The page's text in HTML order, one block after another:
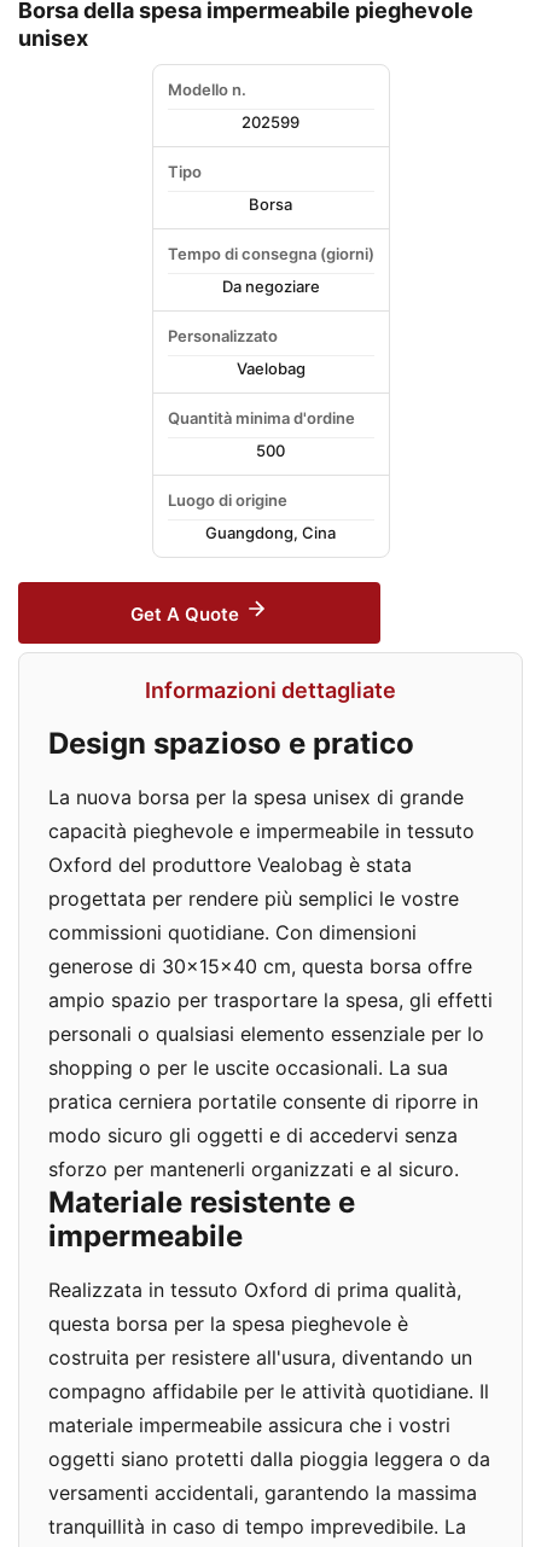
Borsa della spesa impermeabile pieghevole
unisex
Modello n.
202599
Tipo
Borsa
Tempo di consegna (giorni)
Da negoziare
Personalizzato
Vaelobag
Quantità minima d'ordine
500
Luogo di origine
Guangdong, Cina
Get A Quote
Informazioni dettagliate
Design spazioso e pratico
La nuova borsa per la spesa unisex di grande
capacità pieghevole e impermeabile in tessuto
Oxford del produttore Vealobag è stata
progettata per rendere più semplici le vostre
commissioni quotidiane. Con dimensioni
generose di 30x15x40 cm, questa borsa offre
ampio spazio per trasportare la spesa, gli effetti
personali o qualsiasi elemento essenziale per lo
shopping o per le uscite occasionali. La sua
pratica cerniera portatile consente di riporre in
modo sicuro gli oggetti e di accedervi senza
sforzo per mantenerli organizzati e al sicuro.
Materiale resistente e
impermeabile
Realizzata in tessuto Oxford di prima qualità,
questa borsa per la spesa pieghevole è
costruita per resistere all'usura, diventando un
compagno affidabile per le attività quotidiane. Il
materiale impermeabile assicura che i vostri
oggetti siano protetti dalla pioggia leggera o da
versamenti accidentali, garantendo la massima
tranquillità in caso di tempo imprevedibile. La